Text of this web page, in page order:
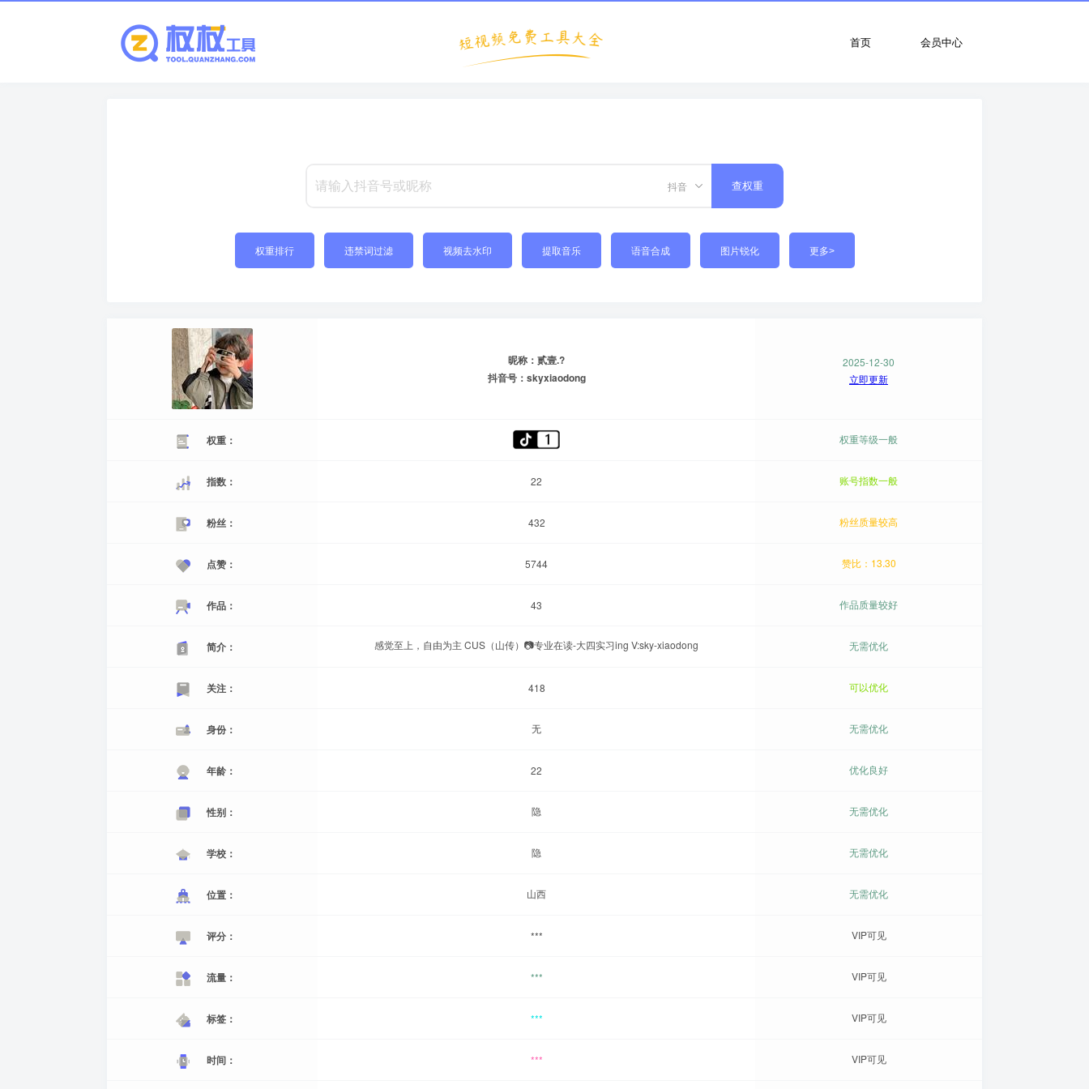
会员中心
首页
抖音 查权重
权重排行 违禁词过滤 视频去水印 提取音乐 语音合成 图片锐化 更多>
昵称：贰壹.?
抖音号：skyxiaodong
2025-12-30
立即更新
权重： 权重等级一般
指数： 22 账号指数一般
粉丝： 432 粉丝质量较高
点赞： 5744 赞比：13.30
作品： 43 作品质量较好
简介： 感觉至上，自由为主 CUS（山传）📷专业在读-大四实习ing V:sky-xiaodong 无需优化
关注： 418 可以优化
身份： 无 无需优化
年龄： 22 优化良好
性别： 隐 无需优化
学校： 隐 无需优化
位置： 山西 无需优化
评分： *** VIP可见
流量： *** VIP可见
标签： *** VIP可见
时间： *** VIP可见